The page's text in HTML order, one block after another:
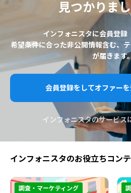
見つかりま
インフォニスタに会員登録
希望条件に合った非公開情報含む、
が届きます
会員登録をしてオファー
インフォニスタのサービス
インフォニスタのお役立ちコン
調査・マーケティング